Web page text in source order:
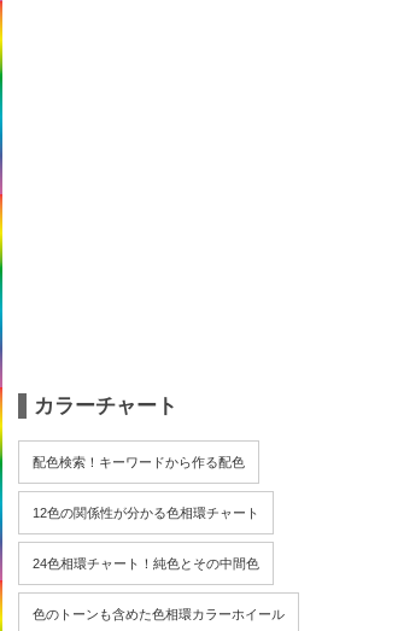
カラーチャート
配色検索！キーワードから作る配色
12色の関係性が分かる色相環チャート
24色相環チャート！純色とその中間色
色のトーンも含めた色相環カラーホイール